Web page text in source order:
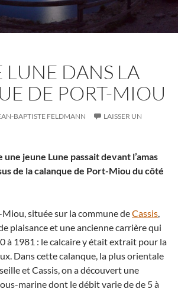
LUNE DANS LA
DE PORT-MIOU
BAPTISTE FELDMANN
LAISSER UN
jeune Lune passait devant l’amas
de la calanque de Port-Miou du côté
située sur la commune deCassis,
plaisance et une ancienne carrière qui
à 1981 : le calcaire y était extrait pour la
Dans cette calanque, la plus orientale
et Cassis, on a découvert une
marine dont le débit varie de de 5 à